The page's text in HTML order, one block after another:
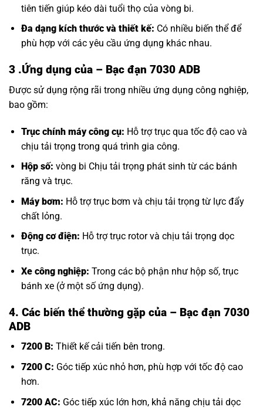
tiên tiến giúp kéo dài tuổi thọ của vòng bi.
Đa dạng kích thước và thiết kế: Có nhiều biến thể để
phù hợp với các yêu cầu ứng dụng khác nhau.
3 .Ứng dụng của – Bạc đạn 7030 ADB
Được sử dụng rộng rãi trong nhiều ứng dụng công nghiệp,
bao gồm:
Trục chính máy công cụ: Hỗ trợ trục qua tốc độ cao và
chịu tải trọng trong quá trình gia công.
Hộp số: vòng bi Chịu tải trọng phát sinh từ các bánh
răng và trục.
Máy bơm: Hỗ trợ trục bơm và chịu tải trọng từ lực đẩy
chất lỏng.
Động cơ điện: Hỗ trợ trục rotor và chịu tải trọng dọc
trục.
Xe công nghiệp: Trong các bộ phận như hộp số, trục
bánh xe (ở một số ứng dụng).
4. Các biến thể thường gặp của – Bạc đạn 7030
ADB
7200 B: Thiết kế cải tiến bên trong.
7200 C: Góc tiếp xúc nhỏ hơn, phù hợp với tốc độ cao
hơn.
7200 AC: Góc tiếp xúc lớn hơn, khả năng chịu tải dọc